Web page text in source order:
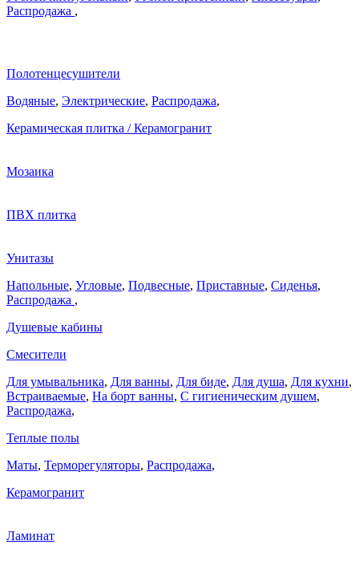
Распродажа ,
Полотенцесушители
Водяные, Электрические, Распродажа,
Керамическая плитка / Керамогранит
Мозаика
ПВХ плитка
Унитазы
Напольные, Угловые, Подвесные, Приставные, Сиденья,
Распродажа ,
Душевые кабины
Смесители
Для умывальника, Для ванны, Для биде, Для душа, Для кухни,
Встраиваемые, На борт ванны, C гигиеническим душем,
Распродажа,
Теплые полы
Маты, Терморегуляторы, Распродажа,
Керамогранит
Ламинат